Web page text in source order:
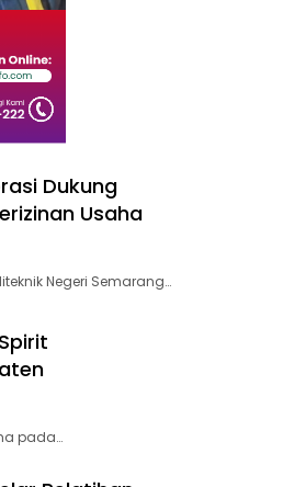
Dukung
Usaha
Negeri Semarang…
pada…